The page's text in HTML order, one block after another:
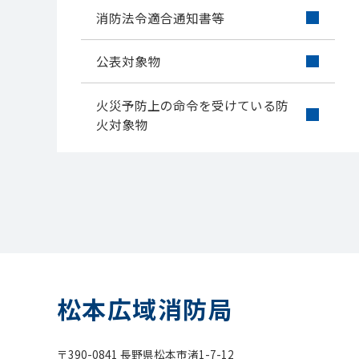
消防法令適合通知書等
公表対象物
火災予防上の命令を受けている防
火対象物
松本広域消防局
〒390-0841 長野県松本市渚1-7-12